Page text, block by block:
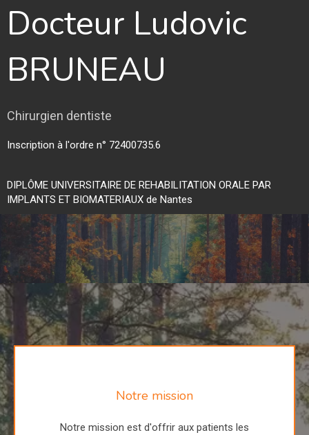
Docteur Ludovic
BRUNEAU
Chirurgien dentiste
Inscription à l'ordre n° 72400735.6
DIPLÔME UNIVERSITAIRE DE REHABILITATION ORALE PAR
IMPLANTS ET BIOMATERIAUX de Nantes
Notre mission
Notre mission est d'offrir aux patients les